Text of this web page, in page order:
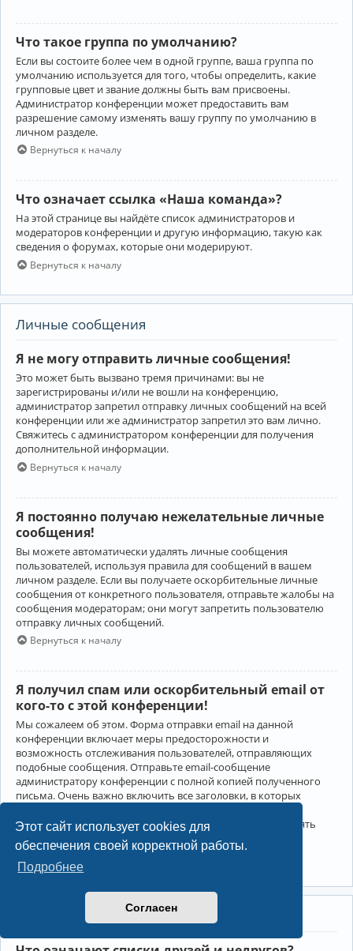
Этот сайт использует cookies для
обеспечения своей корректной работы.
Подробнее
Согласен
Что такое группа по умолчанию?
Если вы состоите более чем в одной группе, ваша группа по
умолчанию используется для того, чтобы определить, какие
групповые цвет и звание должны быть вам присвоены.
Администратор конференции может предоставить вам
разрешение самому изменять вашу группу по умолчанию в
личном разделе.
Вернуться к началу
Что означает ссылка «Наша команда»?
На этой странице вы найдёте список администраторов и
модераторов конференции и другую информацию, такую как
сведения о форумах, которые они модерируют.
Вернуться к началу
Личные сообщения
Я не могу отправить личные сообщения!
Это может быть вызвано тремя причинами: вы не
зарегистрированы и/или не вошли на конференцию,
администратор запретил отправку личных сообщений на всей
конференции или же администратор запретил это вам лично.
Свяжитесь с администратором конференции для получения
дополнительной информации.
Вернуться к началу
Я постоянно получаю нежелательные личные
сообщения!
Вы можете автоматически удалять личные сообщения
пользователей, используя правила для сообщений в вашем
личном разделе. Если вы получаете оскорбительные личные
сообщения от конкретного пользователя, отправьте жалобы на
сообщения модераторам; они могут запретить пользователю
отправку личных сообщений.
Вернуться к началу
Я получил спам или оскорбительный email от
кого-то с этой конференции!
Мы сожалеем об этом. Форма отправки email на данной
конференции включает меры предосторожности и
возможность отслеживания пользователей, отправляющих
подобные сообщения. Отправьте email-сообщение
администратору конференции с полной копией полученного
письма. Очень важно включить все заголовки, в которых
Администратор конференции сможет в этом случае принять
меры.
Друзья и недруги